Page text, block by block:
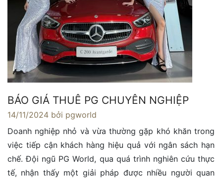
BÁO GIÁ THUÊ PG CHUYÊN NGHIỆP
14/11/2024 bởi pgworld
Doanh nghiệp nhỏ và vừa thường gặp khó khăn trong
việc tiếp cận khách hàng hiệu quả với ngân sách hạn
chế. Đội ngũ PG World, qua quá trình nghiên cứu thực
tế, nhận thấy một giải pháp được nhiều người quan